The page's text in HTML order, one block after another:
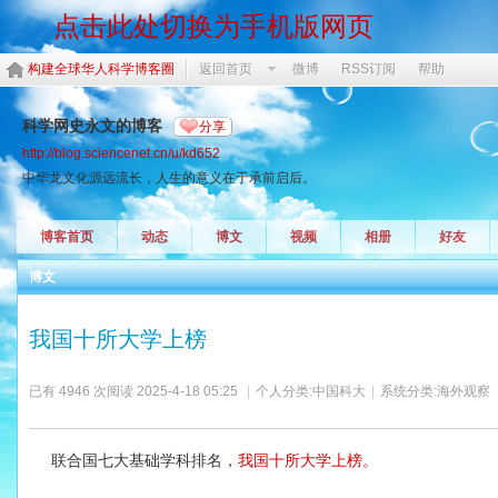
点击此处切换为手机版网页
构建全球华人科学博客圈 返回首页 微博 RSS订阅 帮助
科学网史永文的博客 分享
http://blog.sciencenet.cn/u/kd652
中华龙文化源远流长，人生的意义在于承前启后。
博客首页 动态 博文 视频 相册 好友
博文
我国十所大学上榜
已有 4946 次阅读 2025-4-18 05:25 个人分类:中国科大 系统分类:海外观察
联合国七大基础学科排名， 我国十所大学上榜。